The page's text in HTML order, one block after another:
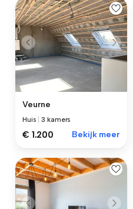
Veurne
Huis |3 kamers
€ 1.200 Bekijk meer